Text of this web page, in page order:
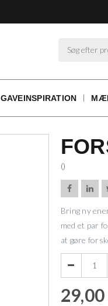
GAVEINSPIRATION
()
 
Bring ny
med et par
at gøre
